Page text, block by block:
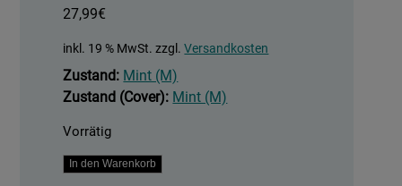
27,99€
inkl. 19 % MwSt. zzgl.Versandkosten
Zustand: Mint (M)
Zustand (Cover): Mint (M)
Vorrätig
The
In den Warenkorb